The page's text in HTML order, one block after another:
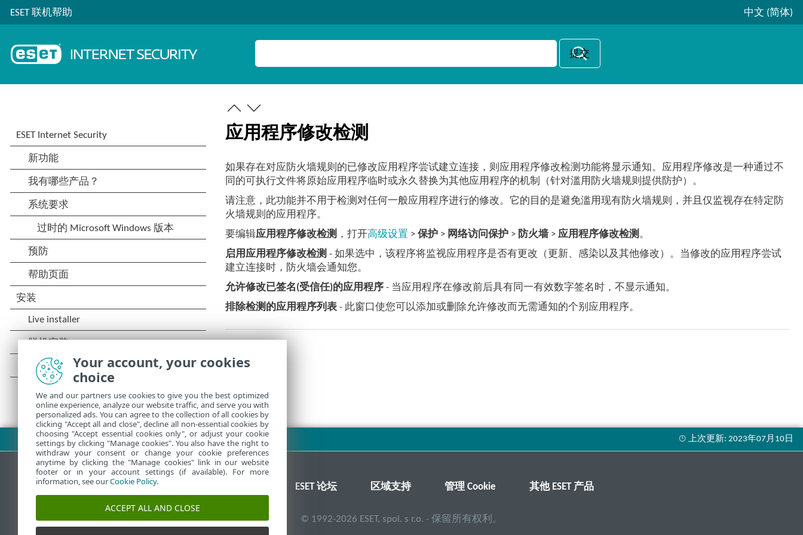
ESET 联机帮助 中文 (简体)
应用程序修改检测
如果存在对应防火墙规则的已修改应用程序尝试建立连接，则应用程序修改检测功能将显示通知。应用程序修改是一种通过不
同的可执行文件将原始应用程序临时或永久替换为其他应用程序的机制（针对滥用防火墙规则提供防护）。
请注意，此功能并不用于检测对任何一般应用程序进行的修改。它的目的是避免滥用现有防火墙规则，并且仅监视存在特定防
火墙规则的应用程序。
要编辑应用程序修改检测 ，打开高级设置 >保护 > 网络访问保护 > 防火墙>应用程序修改检测 。
启用应用程序修改检测 - 如果选中，该程序将监视应用程序是否有更改（更新、感染以及其他修改）。当修改的应用程序尝试
建立连接时，防火墙会通知您。
允许修改已签名(受信任)的应用程序 - 当应用程序在修改前后具有同一有效数字签名时，不显示通知。
排除检测的应用程序列表 - 此窗口使您可以添加或删除允许修改而无需通知的个别应用程序。
下载 PDF
ESET 论坛 区域支持 管理 Cookie 其他 ESET 产品
© 1992-2026 ESET, spol. s r.o. - 保留所有权利。
Your account, your cookies
choice
We and our partners use cookies to give you the best optimized
online experience, analyze our website traffic, and serve you with
personalized ads. You can agree to the collection of all cookies by
clicking "Accept all and close", decline all non-essential cookies by
choosing "Accept essential cookies only", or adjust your cookie
settings by clicking "Manage cookies". You also have the right to
withdraw your consent or change your cookie preferences
anytime by clicking the "Manage cookies" link in our website
footer or in your account settings (if available). For more
information, see ourCookie Policy.
ACCEPT ALL AND CLOSE